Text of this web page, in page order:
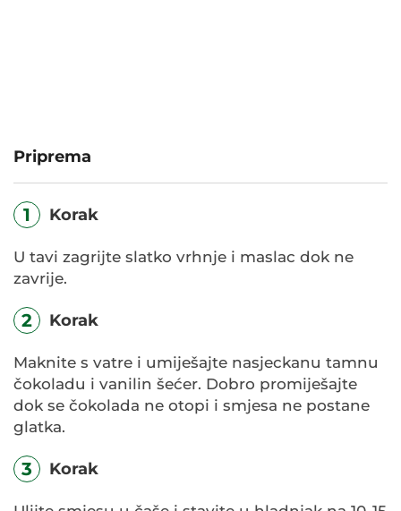
Priprema
1 Korak
U tavi zagrijte slatko vrhnje i maslac dok ne
zavrije.
2 Korak
Maknite s vatre i umiješajte nasjeckanu tamnu
čokoladu i vanilin šećer. Dobro promiješajte
dok se čokolada ne otopi i smjesa ne postane
glatka.
3 Korak